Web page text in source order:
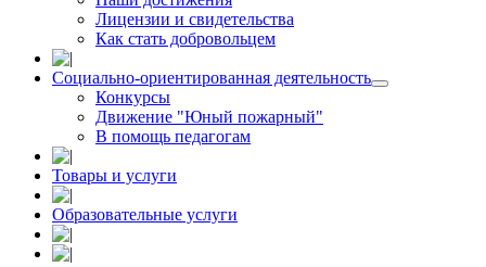
Лицензии и свидетельства
Как стать добровольцем
Социально-ориентированная деятельность
Конкурсы
Движение "Юный пожарный"
В помощь педагогам
Товары и услуги
Образовательные услуги